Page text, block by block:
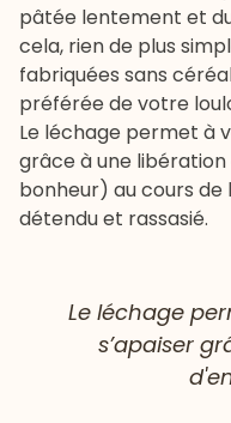
pâtée lentement et
cela, rien de plus
fabriquées sans
préférée de votre
Le léchage permet à
grâce à une
bonheur) au cours de
détendu et rassasié.
Le léchage
s’apaiser